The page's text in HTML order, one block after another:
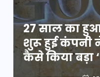
27 साल का
शुरू हुई कंपनी
कैसे किया बड़ा